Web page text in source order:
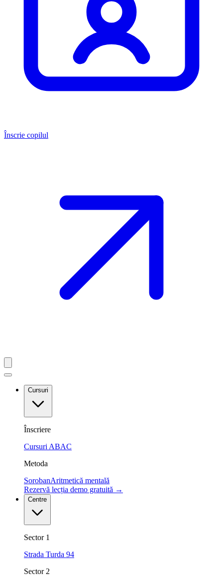
Înscrie copilul
Cursuri
Înscriere
Cursuri ABAC
Metoda
SorobanAritmetică mentală
Rezervă lecția demo gratuită →
Centre
Sector 1
Strada Turda 94
Sector 2